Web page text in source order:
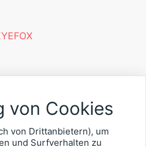
von Cookies
von Drittanbietern), um
und Surfverhalten zu